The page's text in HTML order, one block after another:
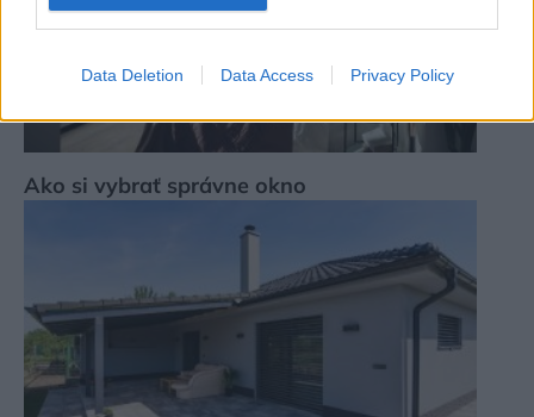
Data Deletion Data Access Privacy Policy
Ako si vybrať správne okno